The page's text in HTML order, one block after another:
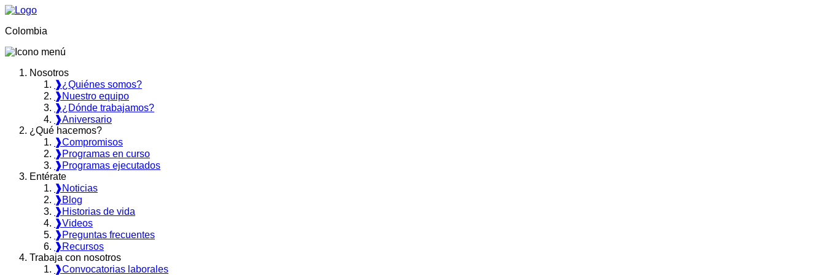
Colombia
Nosotros
❱¿Quiénes somos?
❱Nuestro equipo
❱¿Dónde trabajamos?
❱Aniversario
¿Qué hacemos?
❱Compromisos
❱Programas en curso
❱Programas ejecutados
Entérate
❱Noticias
❱Blog
❱Historias de vida
❱Videos
❱Preguntas frecuentes
❱Recursos
Trabaja con nosotros
❱Convocatorias laborales